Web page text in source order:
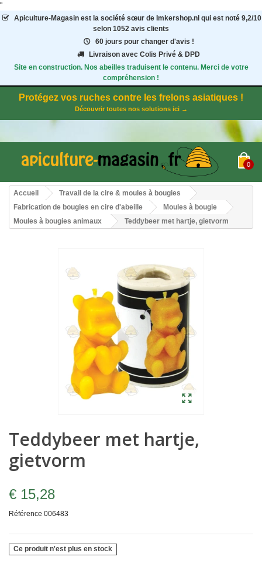
"
Apiculture-Magasinest la société sœur de Imkershop.nl qui est noté 9,2/10
selon 1052 avis clients
60 jours pour changer d'avis !
Livraison avec Colis Privé & DPD
Site en construction. Nos abeilles traduisent le contenu. Merci de votre
compréhension !
Protégez vos ruches contre les frelons asiatiques !
Découvrir toutes nos solutions ici →
0
Accueil
Travail de la cire & moules à bougies
Fabrication de bougies en cire d'abeille
Moules à bougie
Moules à bougies animaux
Teddybeer met hartje, gietvorm
Teddybeer met hartje,
gietvorm
€ 15,28
Référence 006483
Ce produit n'est plus en stock